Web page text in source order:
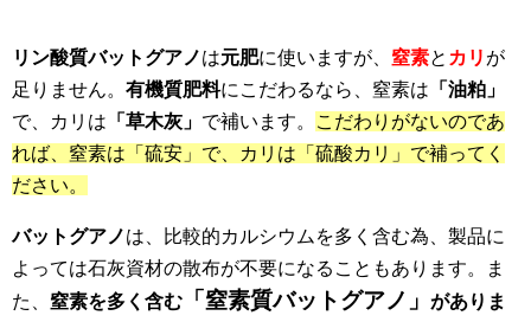
リン酸質バットグアノは元肥に使いますが、 窒素と カリ が
足りません。 有機質肥料にこだわるなら、窒素は 「油粕」
で、カリは 「草木灰」 で補います。
こだわりがないのであ
れば、窒素は「硫安」で、カリは「硫酸カリ」で補ってく
ださい。
バットグアノは、比較的カルシウムを多く含む為、製品に
よっては石灰資材の散布が不要になることもあります。ま
た、 窒素を多く含む 「窒素質バットグアノ」 がありま